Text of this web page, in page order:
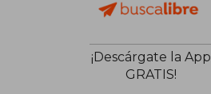
¡Descárgate la App
GRATIS!